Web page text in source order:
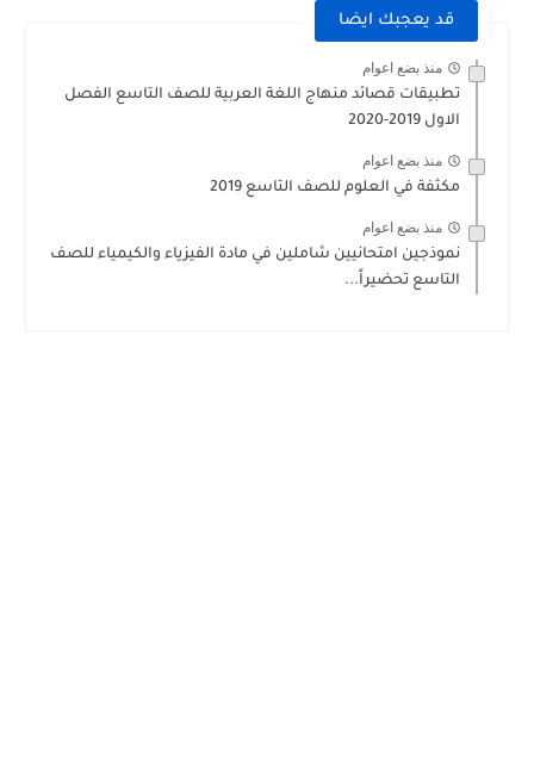
قد يعجبك ايضا
منذ بضع اعوام
تطبيقات قصائد منهاج اللغة العربية للصف التاسع الفصل
الاول 2019-2020
منذ بضع اعوام
مكثفة في العلوم للصف التاسع 2019
منذ بضع اعوام
نموذجين امتحانيين شاملين في مادة الفيزياء والكيمياء للصف
التاسع تحضيراً...